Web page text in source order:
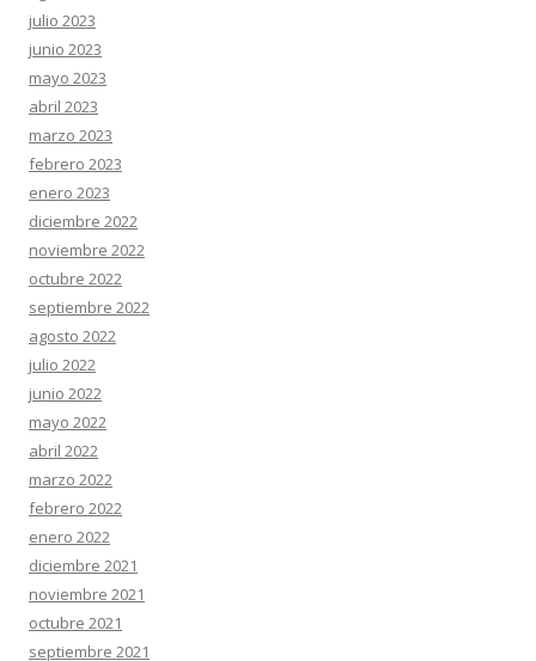
julio 2023
junio 2023
mayo 2023
abril 2023
marzo 2023
febrero 2023
enero 2023
diciembre 2022
noviembre 2022
octubre 2022
septiembre 2022
agosto 2022
julio 2022
junio 2022
mayo 2022
abril 2022
marzo 2022
febrero 2022
enero 2022
diciembre 2021
noviembre 2021
octubre 2021
septiembre 2021